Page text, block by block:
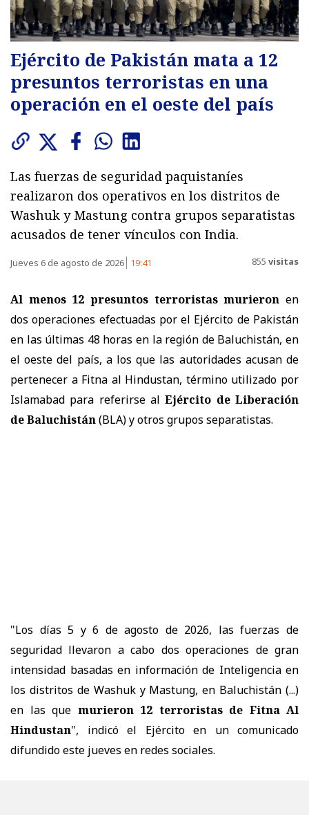
Ejército de Pakistán mata a 12
presuntos terroristas en una
operación en el oeste del país
Las fuerzas de seguridad paquistaníes
realizaron dos operativos en los distritos de
Washuk y Mastung contra grupos separatistas
acusados de tener vínculos con India.
Jueves 6 de agosto de 2026 19:41 855 visitas
Al menos 12 presuntos terroristas murieron en
dos operaciones efectuadas por el Ejército de Pakistán
en las últimas 48 horas en la región de Baluchistán, en
el oeste del país, a los que las autoridades acusan de
pertenecer a Fitna al Hindustan, término utilizado por
Islamabad para referirse alEjército de Liberación
de Baluchistán(BLA) y otros grupos separatistas.
"Los días 5 y 6 de agosto de 2026, las fuerzas de
seguridad llevaron a cabo dos operaciones de gran
intensidad basadas en información de Inteligencia en
los distritos de Washuk y Mastung, en Baluchistán (...)
en las que murieron 12 terroristas de Fitna Al
Hindustan", indicó el Ejército en un comunicado
difundido este jueves en redes sociales.